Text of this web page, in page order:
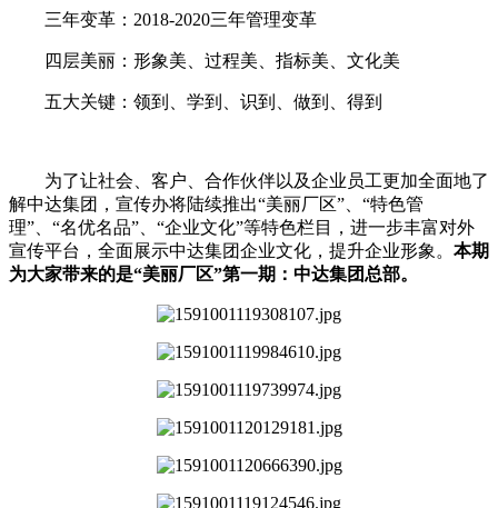
三年变革：2018-2020三年管理变革
四层美丽：形象美、过程美、指标美、文化美
五大关键：领到、学到、识到、做到、得到
为了让社会、客户、合作伙伴以及企业员工更加全面地了
解中达集团，宣传办将陆续推出“美丽厂区”、“特色管
理”、“名优名品”、“企业文化”等特色栏目，进一步丰富对外
宣传平台，全面展示中达集团企业文化，提升企业形象。 本期
为大家带来的是“美丽厂区”第一期：中达集团总部。